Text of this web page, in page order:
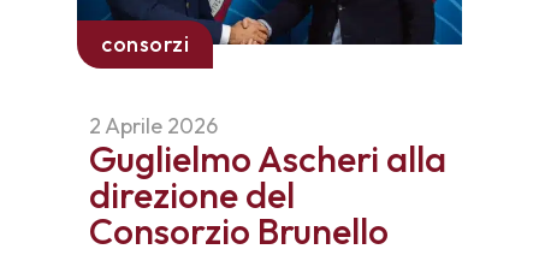
consorzi
2 Aprile 2026
Guglielmo Ascheri alla
direzione del
Consorzio Brunello